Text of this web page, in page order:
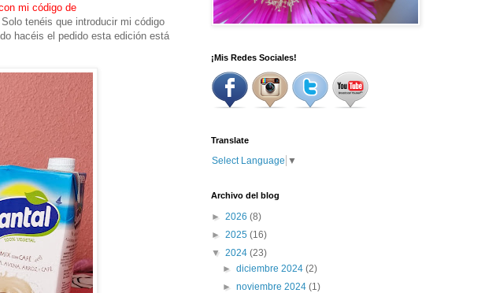
mi código de
. Solo tenéis que introducir mi código
hacéis el pedido esta edición está
¡Mis Redes Sociales!
Translate
Select Language ▼
Archivo del blog
► 2026 (8)
► 2025 (16)
▼ 2024 (23)
►diciembre 2024(2)
►noviembre 2024(1)